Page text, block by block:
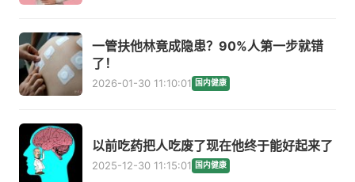
一管扶他林竟成隐患？90%人第一步就错
了！
2026-01-30 11:10:01 国内健康
以前吃药把人吃废了现在他终于能好起来了
2025-12-30 11:15:01 国内健康